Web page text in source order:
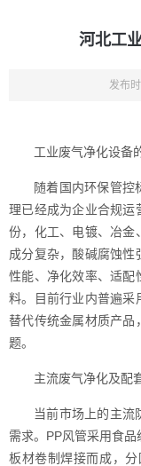
河北工
发布
工业废气净化设备
随着国内环保管控
理已经成为企业合规运
份，化工、电镀、冶金
成分复杂，酸碱腐蚀
性能、净化效率、适配
料。目前行业内普遍采
替代传统金属材质产品
题。
主流废气净化及配
当前市场上的主流
需求。PP风管采用食
板材卷制焊接而成，